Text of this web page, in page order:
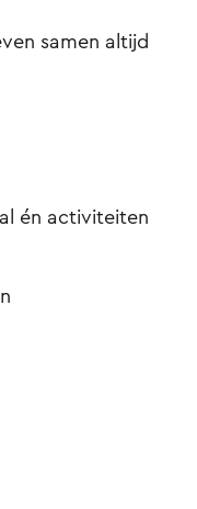
samen altijd
én activiteiten